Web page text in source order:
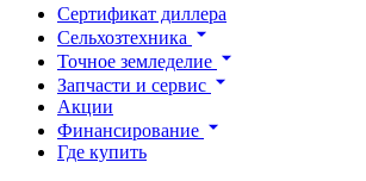
Сертификат диллера
Сельхозтехника
Точное земледелие
Запчасти и сервис
Акции
Финансирование
Где купить